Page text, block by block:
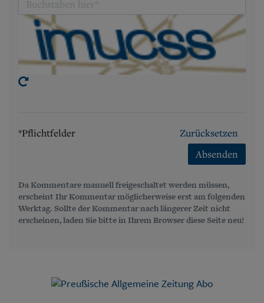
*Pflichtfelder
Zurücksetzen
Absenden
Da Kommentare manuell freigeschaltet werden müssen,
erscheint Ihr Kommentar möglicherweise erst am folgenden
Werktag. Sollte der Kommentar nach längerer Zeit nicht
erscheinen, laden Sie bitte in Ihrem Browser diese Seite neu!